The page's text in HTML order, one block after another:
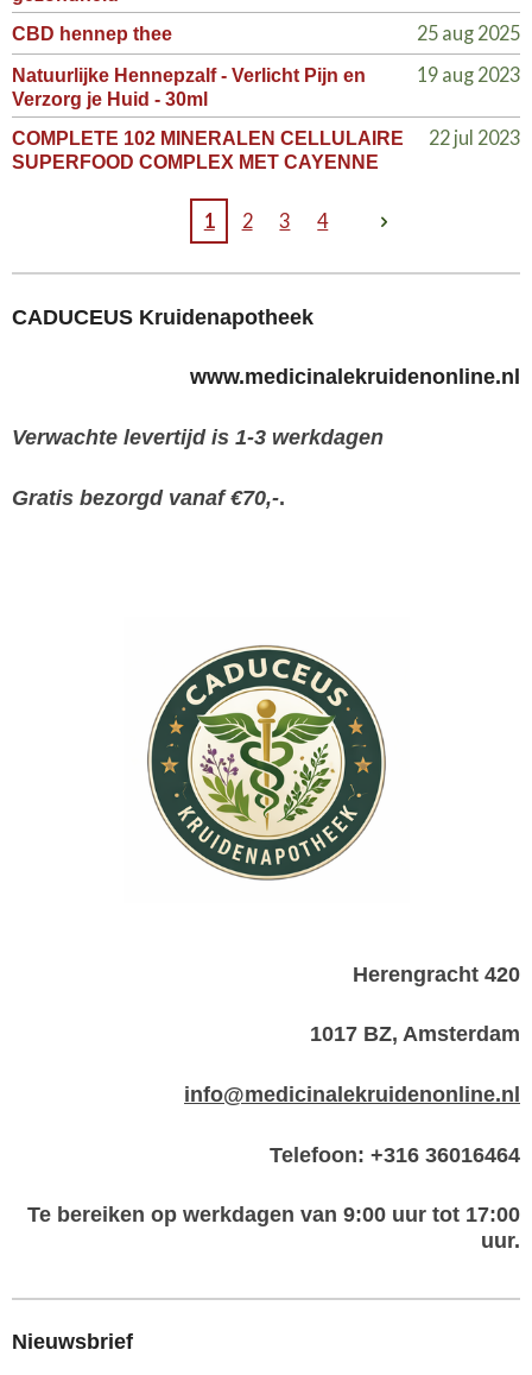
CBD hennep thee
25 aug 2025
Natuurlijke Hennepzalf - Verlicht Pijn en
Verzorg je Huid - 30ml
19 aug 2023
COMPLETE 102 MINERALEN CELLULAIRE
SUPERFOOD COMPLEX MET CAYENNE
22 jul 2023
1 2 3 4
CADUCEUS Kruidenapotheek
www.medicinalekruidenonline.nl
Verwachte levertijd is 1-3 werkdagen
Gratis bezorgd vanaf €70,-.
Herengracht 420
1017 BZ, Amsterdam
info@medicinalekruidenonline.nl
Telefoon: +316 36016464
Te bereiken op werkdagen van 9:00 uur tot 17:00
uur.
Nieuwsbrief